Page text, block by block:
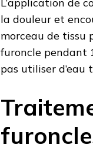
L’application de
la douleur et
morceau de tissu
furoncle pendant
pas utiliser